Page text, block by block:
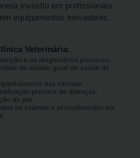
investiu em profissionais
equipamentos inovadores.
Veterinária:
e os diagnósticos precoces;
do estado geral de saúde do
das vacinas;
precoce de doenças;
do pet;
os exames e procedimentos em